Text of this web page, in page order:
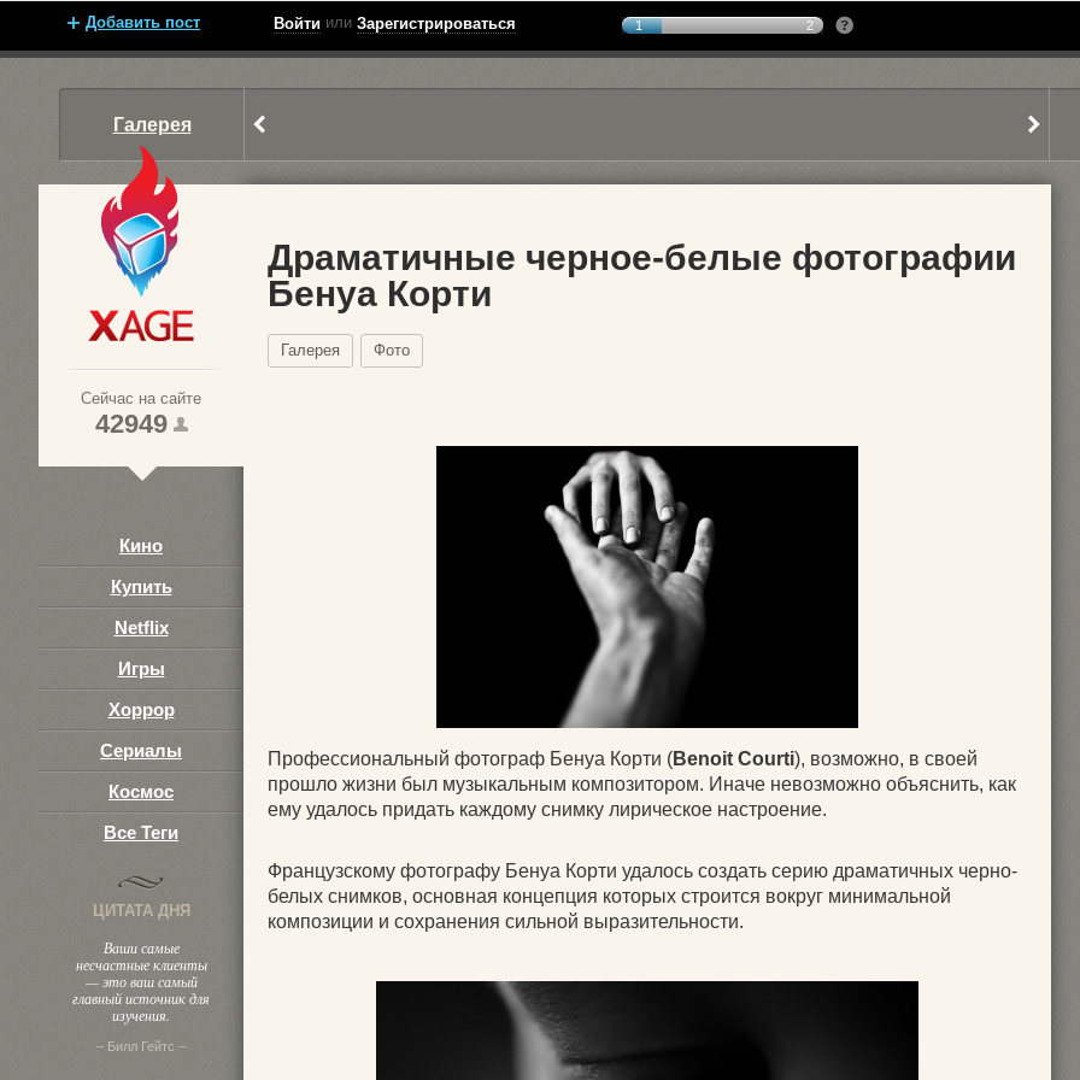
Добавить пост Войти или Зарегистрироваться 1 2
Галерея
Сейчас на сайте
42949
Кино
Купить
Netflix
Игры
Хоррор
Сериалы
Космос
Все Теги
ЦИТАТА ДНЯ
Ваши самые
несчастные клиенты
— это ваш самый
главный источник для
изучения.
– Билл Гейтс –
Драматичные черное-белые фотографии
Бенуа Корти
Галерея Фото
Профессиональный фотограф Бенуа Корти (Benoit Courti), возможно, в своей
прошло жизни был музыкальным композитором. Иначе невозможно объяснить, как
ему удалось придать каждому снимку лирическое настроение.
Французскому фотографу Бенуа Корти удалось создать серию драматичных черно-
белых снимков, основная концепция которых строится вокруг минимальной
композиции и сохранения сильной выразительности.